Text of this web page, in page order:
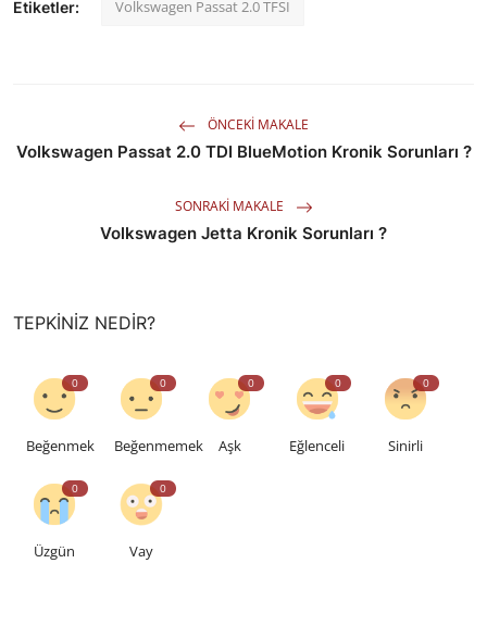
Etiketler: Volkswagen Passat 2.0 TFSI
ÖNCEKI MAKALE
Volkswagen Passat 2.0 TDI BlueMotion Kronik Sorunları ?
SONRAKI MAKALE
Volkswagen Jetta Kronik Sorunları ?
TEPKINIZ NEDIR?
0
Beğenmek
0
Beğenmemek
0
Aşk
0
Eğlenceli
0
Sinirli
0
Üzgün
0
Vay